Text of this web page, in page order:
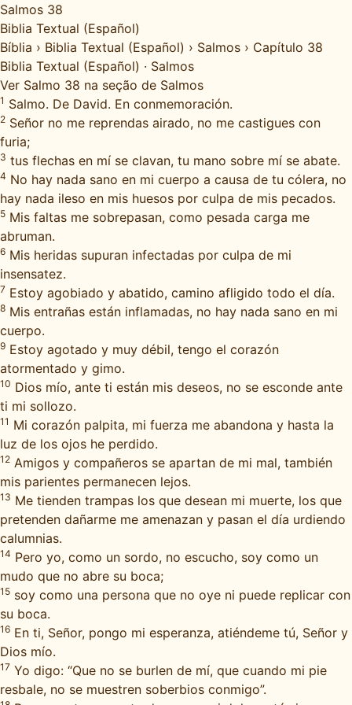
Salmos 38
Biblia Textual (Español)
Bíblia › Biblia Textual (Español) › Salmos › Capítulo 38
Biblia Textual (Español) · Salmos
Ver Salmo 38 na seção de Salmos
1 Salmo. De David. En conmemoración.
2 Señor no me reprendas airado, no me castigues con
furia;
3 tus flechas en mí se clavan, tu mano sobre mí se abate.
4 No hay nada sano en mi cuerpo a causa de tu cólera, no
hay nada ileso en mis huesos por culpa de mis pecados.
5 Mis faltas me sobrepasan, como pesada carga me
abruman.
6 Mis heridas supuran infectadas por culpa de mi
insensatez.
7 Estoy agobiado y abatido, camino afligido todo el día.
8 Mis entrañas están inflamadas, no hay nada sano en mi
cuerpo.
9 Estoy agotado y muy débil, tengo el corazón
atormentado y gimo.
10 Dios mío, ante ti están mis deseos, no se esconde ante
ti mi sollozo.
11 Mi corazón palpita, mi fuerza me abandona y hasta la
luz de los ojos he perdido.
12 Amigos y compañeros se apartan de mi mal, también
mis parientes permanecen lejos.
13 Me tienden trampas los que desean mi muerte, los que
pretenden dañarme me amenazan y pasan el día urdiendo
calumnias.
14 Pero yo, como un sordo, no escucho, soy como un
mudo que no abre su boca;
15 soy como una persona que no oye ni puede replicar con
su boca.
16 En ti, Señor, pongo mi esperanza, atiéndeme tú, Señor y
Dios mío.
17 Yo digo: “Que no se burlen de mí, que cuando mi pie
resbale, no se muestren soberbios conmigo”.